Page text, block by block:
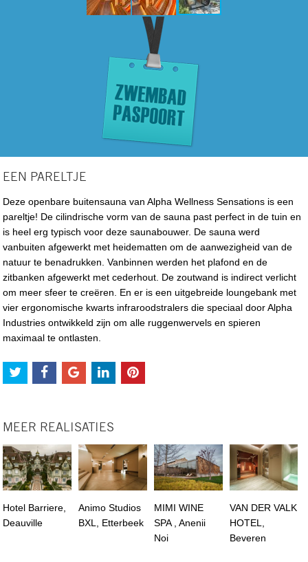
EEN PARELTJE
Deze openbare buitensauna van Alpha Wellness Sensations is een
pareltje! De cilindrische vorm van de sauna past perfect in de tuin en
is heel erg typisch voor deze saunabouwer. De sauna werd
vanbuiten afgewerkt met heidematten om de aanwezigheid van de
natuur te benadrukken. Vanbinnen werden het plafond en de
zitbanken afgewerkt met cederhout. De zoutwand is indirect verlicht
om meer sfeer te creëren. En er is een uitgebreide loungebank met
vier ergonomische kwarts infraroodstralers die speciaal door Alpha
Industries ontwikkeld zijn om alle ruggenwervels en spieren
maximaal te ontlasten.
MEER REALISATIES
Hotel Barriere,
Deauville
Animo Studios
BXL, Etterbeek
MIMI WINE
SPA , Anenii
Noi
VAN DER VALK
HOTEL,
Beveren